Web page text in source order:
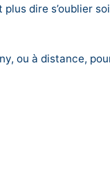
dire s’oublier
ou à distance,